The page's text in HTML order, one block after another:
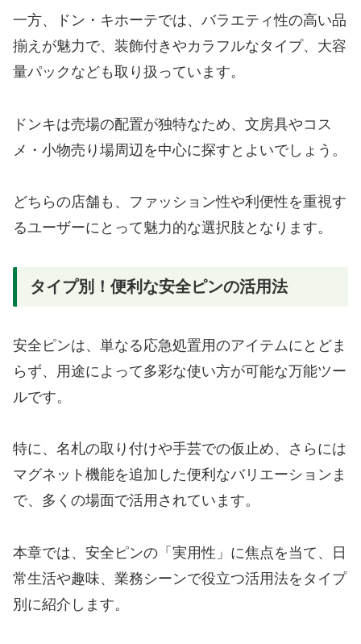
一方、ドン・キホーテでは、バラエティ性の高い品
揃えが魅力で、装飾付きやカラフルなタイプ、大容
量パックなども取り扱っています。
ドンキは売場の配置が独特なため、文房具やコス
メ・小物売り場周辺を中心に探すとよいでしょう。
どちらの店舗も、ファッション性や利便性を重視す
るユーザーにとって魅力的な選択肢となります。
タイプ別！便利な安全ピンの活用法
安全ピンは、単なる応急処置用のアイテムにとどま
らず、用途によって多彩な使い方が可能な万能ツー
ルです。
特に、名札の取り付けや手芸での仮止め、さらには
マグネット機能を追加した便利なバリエーションま
で、多くの場面で活用されています。
本章では、安全ピンの「実用性」に焦点を当て、日
常生活や趣味、業務シーンで役立つ活用法をタイプ
別に紹介します。